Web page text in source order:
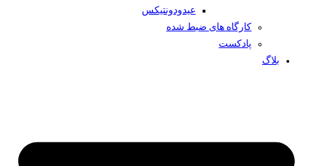
عیدودونتیکس
کارگاه های ضبط شده
پادکست
بلاگ